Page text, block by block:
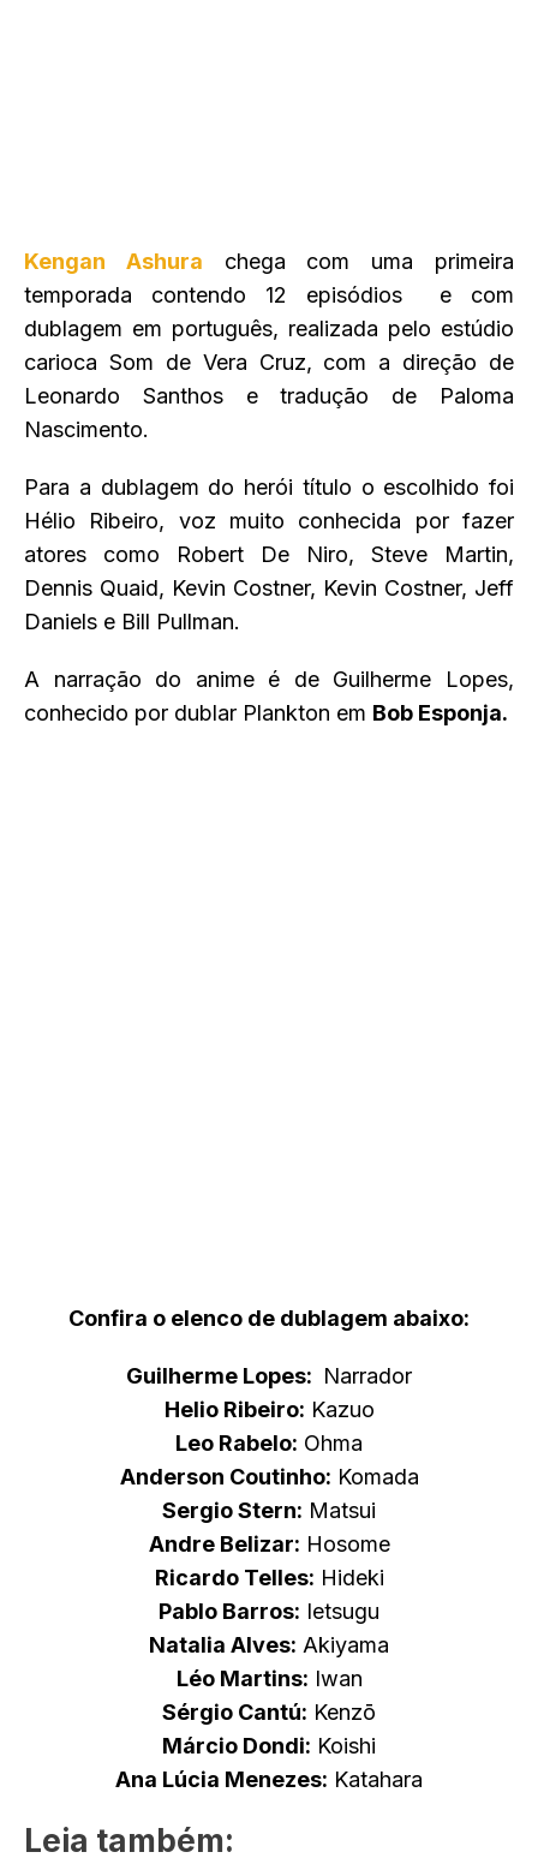
Kengan Ashura chega com uma primeira
temporada contendo 12 episódios e com
dublagem em português, realizada pelo estúdio
carioca Som de Vera Cruz, com a direção de
Leonardo Santhos e tradução de Paloma
Nascimento.
Para a dublagem do herói título o escolhido foi
Hélio Ribeiro, voz muito conhecida por fazer
atores como Robert De Niro, Steve Martin,
Dennis Quaid, Kevin Costner, Kevin Costner, Jeff
Daniels e Bill Pullman.
A narração do anime é de Guilherme Lopes,
conhecido por dublar Plankton em Bob Esponja.
Confira o elenco de dublagem abaixo:
Guilherme Lopes: Narrador
Helio Ribeiro: Kazuo
Leo Rabelo: Ohma
Anderson Coutinho: Komada
Sergio Stern: Matsui
Andre Belizar: Hosome
Ricardo Telles: Hideki
Pablo Barros: Ietsugu
Natalia Alves: Akiyama
Léo Martins: Iwan
Sérgio Cantú: Kenzō
Márcio Dondi: Koishi
Ana Lúcia Menezes: Katahara
Leia também: